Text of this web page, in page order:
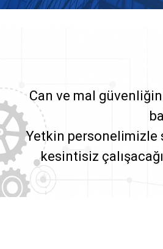
Can ve mal
Yetkin personelimizle
kesintisiz